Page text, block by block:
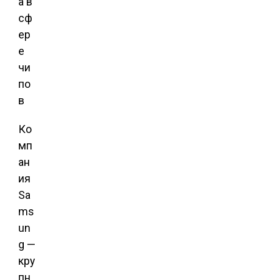
Ко
мп
ан
ия
Sa
ms
un
g —
кру
пн